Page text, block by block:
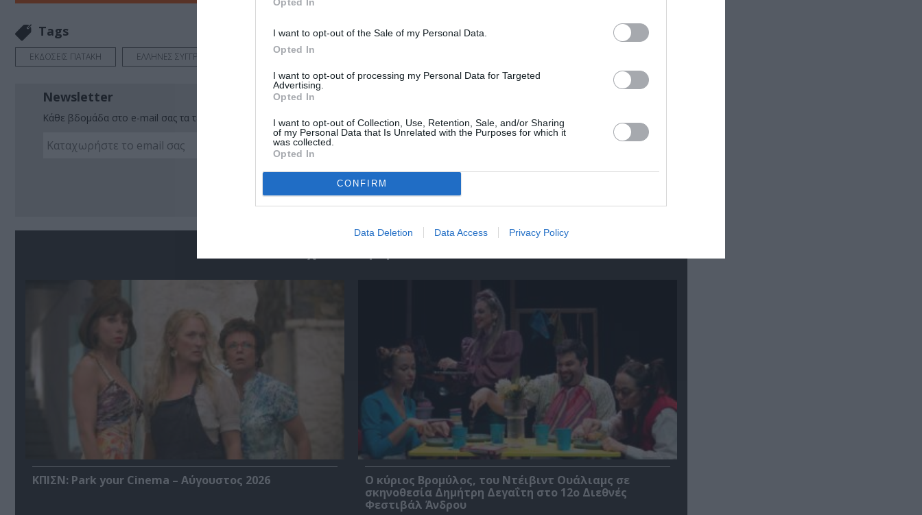
I want to opt-out of the Sale of my Personal Data.
Opted In
I want to opt-out of processing my Personal Data for Targeted
Advertising.
Opted In
I want to opt-out of Collection, Use, Retention, Sale, and/or Sharing
of my Personal Data that Is Unrelated with the Purposes for which it
was collected.
Opted In
CONFIRM
Data Deletion Data Access Privacy Policy
Tags
ΕΚΔΟΣΕΙΣ ΠΑΤΑΚΗ ΕΛΛΗΝΕΣ ΣΥΓΓΡΑΦΕΙΣ ΜΑΚΗΣ ΤΣΙΤΑΣ
Newsletter
Κάθε βδομάδα στο e-mail σας τα τελευταία νέα για την Τέχνη και τον Πολιτισμό!
Ακολουθήστε το Culturenow.gr
ΚΠΙΣΝ: Park your Cinema – Αύγουστος 2026
O κύριος Βρομύλος, του Ντέιβιντ Ουάλιαμς σε
σκηνοθεσία Δημήτρη Δεγαΐτη στο 12ο Διεθνές
Φεστιβάλ Άνδρου